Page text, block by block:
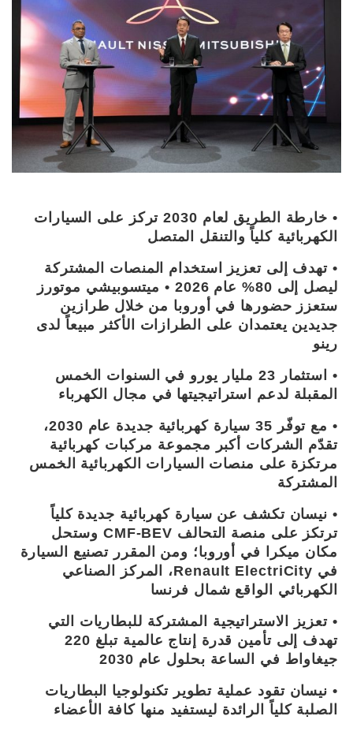
• خارطة الطريق لعام 2030 تركز على السيارات
الكهربائية كلياً والتنقل المتصل
• تهدف إلى تعزيز استخدام المنصات المشتركة
ليصل إلى 80% عام 2026 • ميتسوبيشي موتورز
ستعزز حضورها في أوروبا من خلال طرازين
جديدين يعتمدان على الطرازات الأكثر مبيعاً لدى
رينو
• استثمار 23 مليار يورو في السنوات الخمس
المقبلة لدعم استراتيجيتها في مجال الكهرباء
• مع توفّر 35 سيارة كهربائية جديدة عام 2030،
تقدّم الشركات أكبر مجموعة مركبات كهربائية
مرتكزة على منصات السيارات الكهربائية الخمس
المشتركة
• نيسان تكشف عن سيارة كهربائية جديدة كلياً
ترتكز على منصة التحالف CMF-BEV وستحل
مكان ميكرا في أوروبا؛ ومن المقرر تصنيع السيارة
في Renault ElectriCity، المركز الصناعي
الكهربائي الواقع شمال فرنسا
• تعزيز الاستراتيجية المشتركة للبطاريات التي
تهدف إلى تأمين قدرة إنتاج عالمية تبلغ 220
جيغاواط في الساعة بحلول عام 2030
• نيسان تقود عملية تطوير تكنولوجيا البطاريات
الصلبة كلياً الرائدة ليستفيد منها كافة الأعضاء